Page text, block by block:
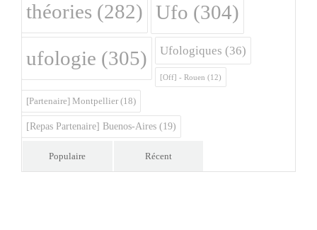
théories (282) Ufo (304)
ufologie (305) Ufologiques (36)
[Off] - Rouen (12)
[Partenaire] Montpellier (18)
[Repas Partenaire] Buenos-Aires (19)
Populaire Récent